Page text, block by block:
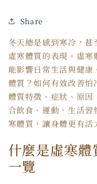
Share
冬天總是感到寒冷，
虛寒體質的表現。虛
能影響日常生活與健
體質？如何有效改善怕
體質特徵 、 症狀 、 原因
合飲食、運動、生活
寒體質 ，讓身體更有活
什麼是虛寒體
一覽